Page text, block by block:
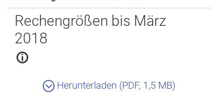
Zurück
Rechengrößen bis März
2018
Herunterladen (PDF, 1,5 MB)